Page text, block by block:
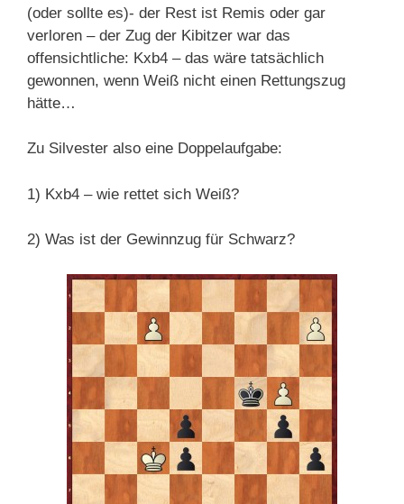
(oder sollte es)- der Rest ist Remis oder gar
verloren – der Zug der Kibitzer war das
offensichtliche: Kxb4 – das wäre tatsächlich
gewonnen, wenn Weiß nicht einen Rettungszug
hätte…
Zu Silvester also eine Doppelaufgabe:
1) Kxb4 – wie rettet sich Weiß?
2) Was ist der Gewinnzug für Schwarz?